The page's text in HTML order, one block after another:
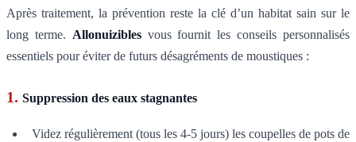
Après traitement, la prévention reste la clé d’un habitat sain sur le
long terme. Allonuiziblesvous fournit les conseils personnalisés
essentiels pour éviter de futurs désagréments de moustiques :
1. Suppression des eaux stagnantes
Videz régulièrement (tous les 4-5 jours) les coupelles de pots de